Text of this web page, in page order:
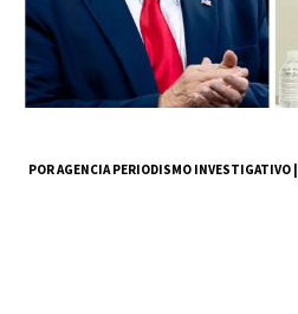
POR AGENCIA PERIODISMO INVESTIGATIVO |